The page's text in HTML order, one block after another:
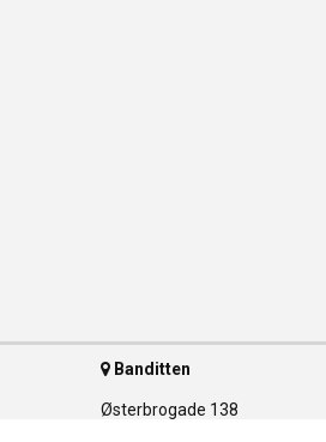
Banditten
Østerbrogade 138